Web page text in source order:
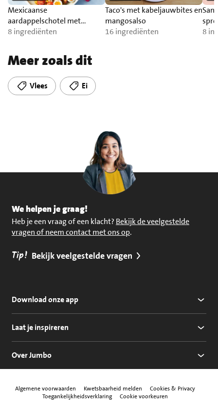
Mexicaanse
aardappelschotel met
trostomaat
8 ingrediënten
Taco's met kabeljauwbites en
mangosalso
16 ingrediënten
8
Meer zoals dit
Vlees Ei
We helpen je graag!
Heb je een vraag of een klacht? Bekijk de veelgestelde
vragen of neem contact met ons op.
Tip! Bekijk veelgestelde vragen
Download onze app
Laat je inspireren
Over Jumbo
Algemene voorwaarden Kwetsbaarheid melden
Cookies & Privacy
Toegankelijkheidsverklaring
Cookie voorkeuren